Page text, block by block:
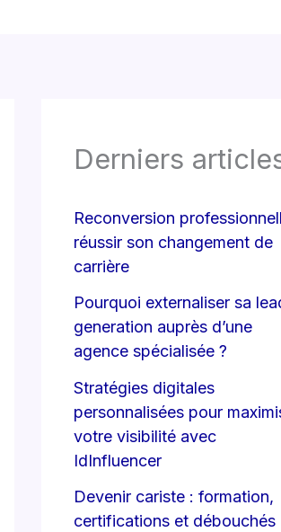
Derniers
Reconversion
réussir son changement de
carrière
Pourquoi externaliser sa
generation auprès d’une
agence spécialisée ?
Stratégies digitales
personnalisées pour
votre visibilité avec
IdInfluencer
Devenir cariste : formation,
certifications et débouchés